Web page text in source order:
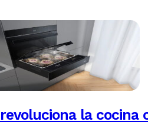
la